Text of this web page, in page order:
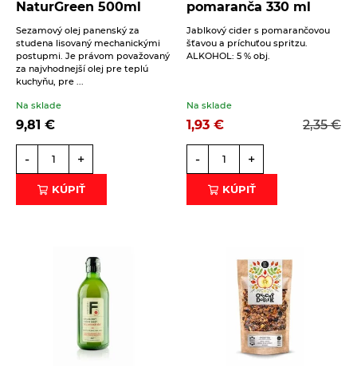
NaturGreen 500ml
Sezamový olej panenský za
studena lisovaný mechanickými
postupmi. Je právom považovaný
za najvhodnejší olej pre teplú
kuchyňu, pre ...
Na sklade
9,81 €
- +
KÚPIŤ
pomaranča 330 ml
Jablkový cider s pomarančovou
šťavou a príchuťou spritzu.
ALKOHOL: 5 % obj.
Na sklade
1,93 € 2,35€
- +
KÚPIŤ